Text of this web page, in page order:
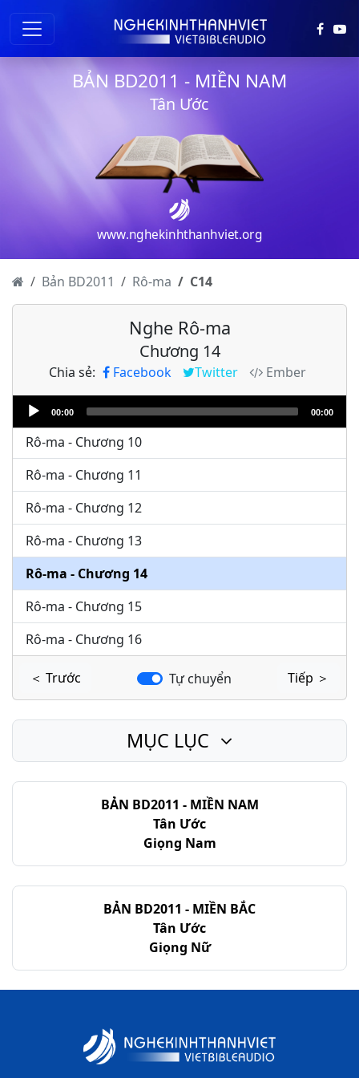
BẢN BD2011 - MIỀN NAM
Tân Ước
www.nghekinhthanhviet.org
Bản BD2011 Rô-ma C14
Nghe Rô-ma
Chương 14
Chia sẻ: Facebook Twitter
Ember
Audio
Player
00:00 00:00
Rô-ma - Chương 1
Rô-ma - Chương 2
Rô-ma - Chương 3
Rô-ma - Chương 4
Rô-ma - Chương 5
Rô-ma - Chương 6
Rô-ma - Chương 8
Rô-ma - Chương 9
Rô-ma - Chương 10
Rô-ma - Chương 11
Rô-ma - Chương 12
Rô-ma - Chương 13
Rô-ma - Chương 14
Rô-ma - Chương 15
Rô-ma - Chương 16
＜ Trước Tự chuyển Tiếp ＞
BẢN BD2011 - MIỀN NAM
Tân Ước
Giọng Nam
BẢN BD2011 - MIỀN BẮC
Tân Ước
Giọng Nữ
MỤC LỤC